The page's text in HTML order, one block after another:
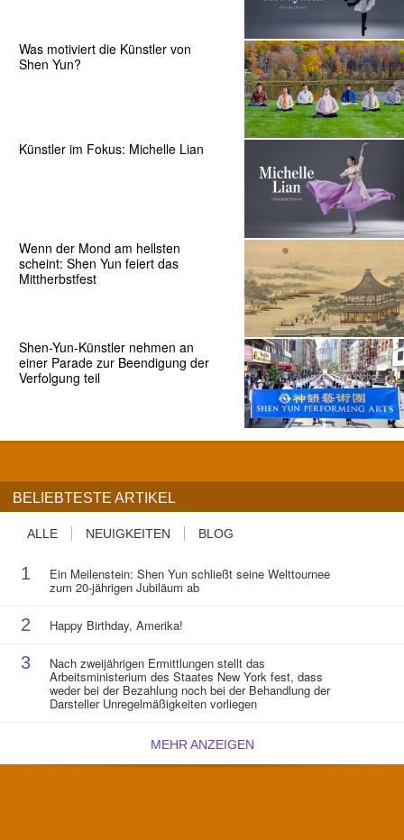
Was motiviert die Künstler von
Shen Yun?
Künstler im Fokus: Michelle Lian
Wenn der Mond am hellsten
scheint: Shen Yun feiert das
Mittherbstfest
Shen-Yun-Künstler nehmen an
einer Parade zur Beendigung der
Verfolgung teil
BELIEBTESTE ARTIKEL
ALLE NEUIGKEITEN BLOG
1 Ein Meilenstein: Shen Yun schließt seine Welttournee
zum 20-jährigen Jubiläum ab
2 Happy Birthday, Amerika!
3 Nach zweijährigen Ermittlungen stellt das
Arbeitsministerium des Staates New York fest, dass
weder bei der Bezahlung noch bei der Behandlung der
Darsteller Unregelmäßigkeiten vorliegen
MEHR ANZEIGEN